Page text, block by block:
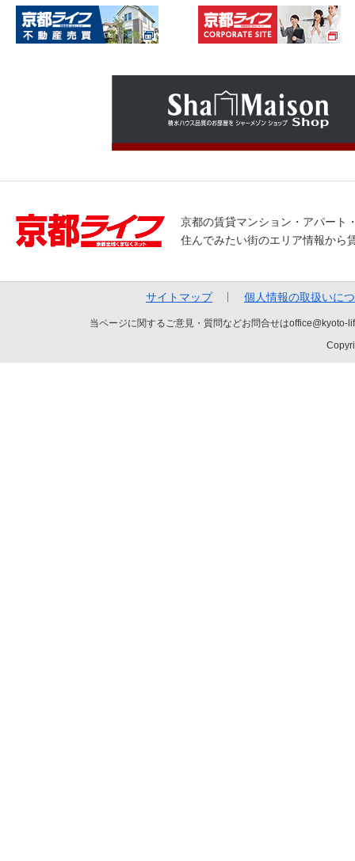
京都の賃貸マンション・アパート
住んでみたい街のエリア情報から
サイトマップ 個人情報の取扱いに
当ページに関するご意見・質問などお問合せは